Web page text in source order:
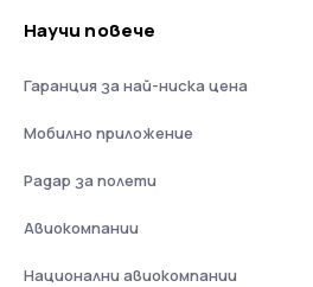
Научи повече
Гаранция за най-ниска цена
Мобилно приложение
Радар за полети
Авиокомпании
Национални авиокомпании